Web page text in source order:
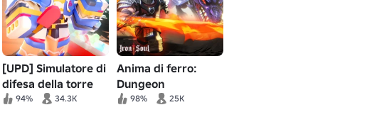
[UPD] Simulatore di
difesa della torre
94% 34.3K
Anima di ferro:
Dungeon
98% 25K